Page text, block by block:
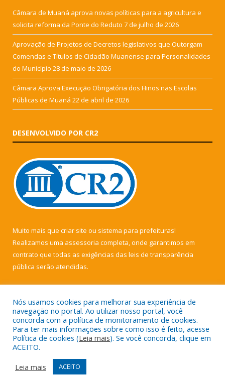
Câmara de Muaná aprova novas políticas para a agricultura e
solicita reforma da Ponte do Reduto 7 de julho de 2026
Aprovação de Projetos de Decretos legislativos que Outorgam
Comendas e Títulos de Cidadão Muanense para Personalidades
do Município 28 de maio de 2026
Câmara Aprova Execução Obrigatória dos Hinos nas Escolas
Públicas de Muaná 22 de abril de 2026
DESENVOLVIDO POR CR2
Muito mais que criar site ou sistema para prefeituras!
Realizamos uma assessoria completa, onde garantimos em
contrato que todas as exigências das leis de transparência
pública serão atendidas.
Todos os direitos reservados a Câmara Municipal de Muaná.
Mapa do Site
Acessar Área Administrativa
Acessar Webmail
Nós usamos cookies para melhorar sua experiência de
navegação no portal. Ao utilizar nosso portal, você
concorda com a política de monitoramento de cookies.
Para ter mais informações sobre como isso é feito, acesse
Política de cookies (Leia mais). Se você concorda, clique em
ACEITO.
Leia mais
ACEITO